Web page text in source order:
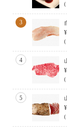
(
3
(
4
(
5
(